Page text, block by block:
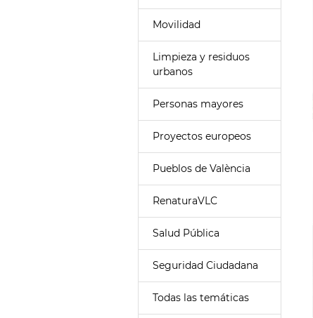
Movilidad
Limpieza y residuos
urbanos
Personas mayores
Proyectos europeos
Pueblos de València
RenaturaVLC
Salud Pública
Seguridad Ciudadana
Todas las temáticas